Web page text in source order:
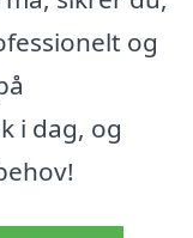
og
i dag, og